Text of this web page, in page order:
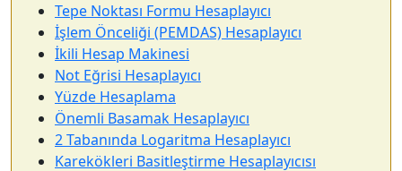
Tepe Noktası Formu Hesaplayıcı
İşlem Önceliği (PEMDAS) Hesaplayıcı
İkili Hesap Makinesi
Not Eğrisi Hesaplayıcı
Yüzde Hesaplama
Önemli Basamak Hesaplayıcı
2 Tabanında Logaritma Hesaplayıcı
Karekökleri Basitleştirme Hesaplayıcısı